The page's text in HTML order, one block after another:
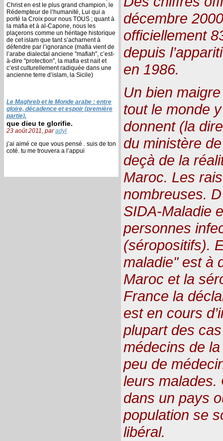
Christ en est le plus grand champion, le
Rédempteur de l’humanité, Lui qui a
porté la Croix pour nous TOUS ; quant à
la mafia et à al-Capone, nous les
plaçerons comme un héritage historique
de cet islam que tant s’acharnent à
défendre par l’ignorance (mafia vient de
l’arabe dialectal anciene "mafiah", c’est-
à-dire "protection", la mafia est nait et
c’est culturellement radiquée dans une
ancienne terre d’islam, la Sicile)
Le Maghreb et le Monde arabe : entre
gloire, décadence et espoir (première
partie).
que dieu te glorifie.
23 août 2011, paradyl
j’ai aimé ce que vous pensé . suis de ton
coté. tu me trouvera a l’appui
décembre
officiellement
depuis
en 1986.
Un bien
tout le monde
donnent (la
du ministère
deçà de la
Maroc. Les
nombreuses.
SIDA-Maladie
personnes
(séropositifs).
maladie" est à
Maroc et la
France la
est en cours
plupart des
médecins de
peu de
leurs malades.
dans un pays
population se
libéral.